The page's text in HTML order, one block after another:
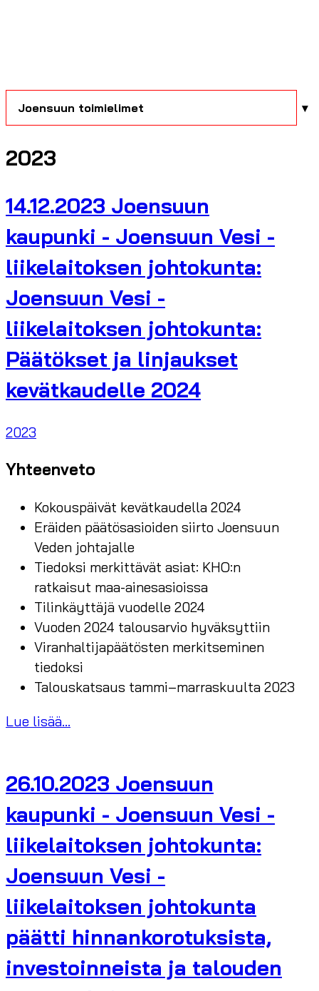
Joensuun toimielimet
2023
14.12.2023 Joensuun
kaupunki - Joensuun Vesi -
liikelaitoksen johtokunta:
Joensuun Vesi -
liikelaitoksen johtokunta:
Päätökset ja linjaukset
kevätkaudelle 2024
2023
Yhteenveto
Kokouspäivät kevätkaudella 2024
Eräiden päätösasioiden siirto Joensuun
Veden johtajalle
Tiedoksi merkittävät asiat: KHO:n
ratkaisut maa-ainesasioissa
Tilinkäyttäjä vuodelle 2024
Vuoden 2024 talousarvio hyväksyttiin
Viranhaltijapäätösten merkitseminen
tiedoksi
Talouskatsaus tammi–marraskuulta 2023
Lue lisää...
26.10.2023 Joensuun
kaupunki - Joensuun Vesi -
liikelaitoksen johtokunta:
Joensuun Vesi -
liikelaitoksen johtokunta
päätti hinnankorotuksista,
investoinneista ja talouden